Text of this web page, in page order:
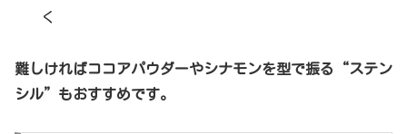
く
難しければココアパウダーやシナモンを型で振る“ステン
シル”もおすすめです。